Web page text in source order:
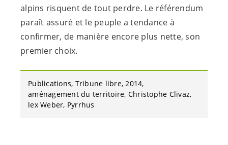
alpins risquent de tout perdre. Le référendum
paraît assuré et le peuple a tendance à
confirmer, de manière encore plus nette, son
premier choix.
Publications Tribune libre 2014
aménagement du territoire Christophe Clivaz
lex Weber Pyrrhus